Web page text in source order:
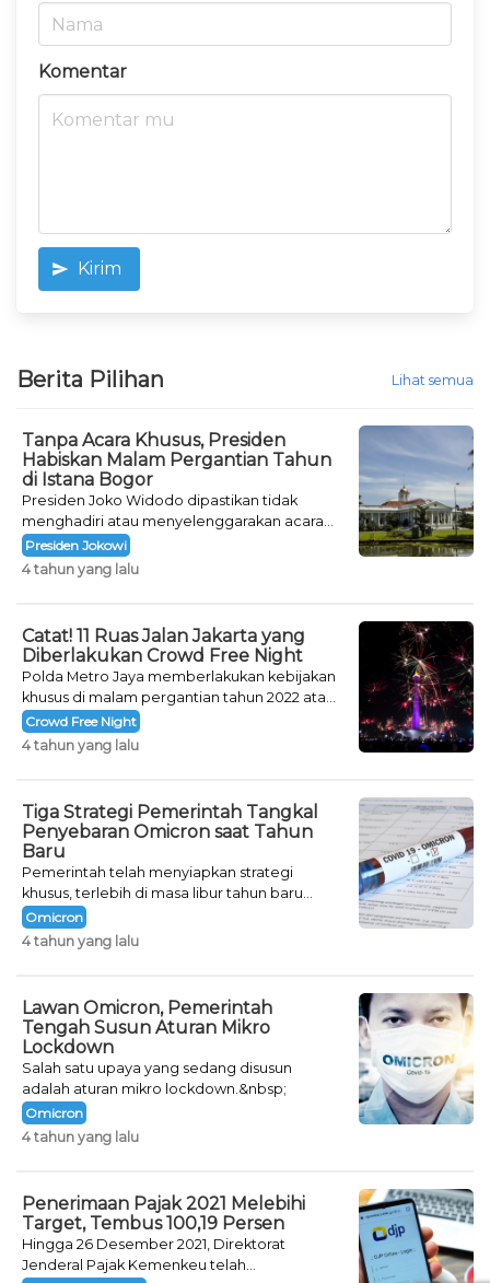
Komentar
Kirim
Berita Pilihan Lihat semua
Tanpa Acara Khusus, Presiden
Habiskan Malam Pergantian Tahun
di Istana Bogor
Presiden Joko Widodo dipastikan tidak
menghadiri atau menyelenggarakan acara
khusus untuk mengisi malam pergantian
tahun.
Presiden Jokowi
4 tahun yang lalu
Catat! 11 Ruas Jalan Jakarta yang
Diberlakukan Crowd Free Night
Polda Metro Jaya memberlakukan kebijakan
khusus di malam pergantian tahun 2022 atau
Crowd Free Night selama dua hari.
Crowd Free Night
4 tahun yang lalu
Tiga Strategi Pemerintah Tangkal
Penyebaran Omicron saat Tahun
Baru
Pemerintah telah menyiapkan strategi
khusus, terlebih di masa libur tahun baru
seperti saat ini.
Omicron
4 tahun yang lalu
Lawan Omicron, Pemerintah
Tengah Susun Aturan Mikro
Lockdown
Salah satu upaya yang sedang disusun
adalah aturan mikro lockdown.&nbsp;
Omicron
4 tahun yang lalu
Penerimaan Pajak 2021 Melebihi
Target, Tembus 100,19 Persen
Hingga 26 Desember 2021, Direktorat
Jenderal Pajak Kemenkeu telah